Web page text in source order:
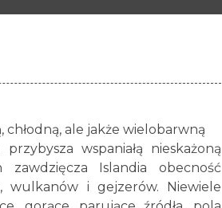
ale jakże wielobarwną
wspaniałą nieskażoną
Islandia obecność
wulkanów i gejzerów. Niewiele